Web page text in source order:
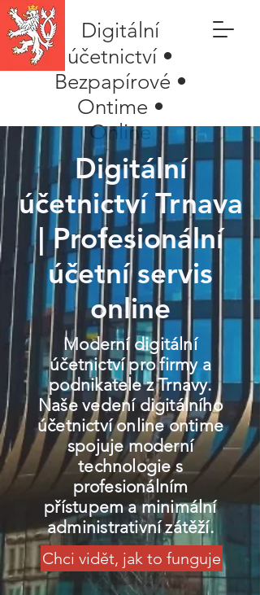
Digitální
účetnictví •
Bezpapírové •
Ontime •
Online
Digitální
účetnictví Trnava
| Profesionální
účetní servis
online
Moderní digitální
účetnictví pro firmy a
podnikatele z Trnavy.
Naše vedení digitálního
účetnictví online ontime
spojuje moderní
technologie s
profesionálním
přístupem a minimální
administrativní zátěží.
Chci vidět, jak to funguje